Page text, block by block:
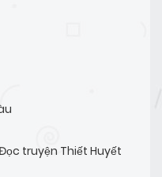
truyện Thiết Huyết